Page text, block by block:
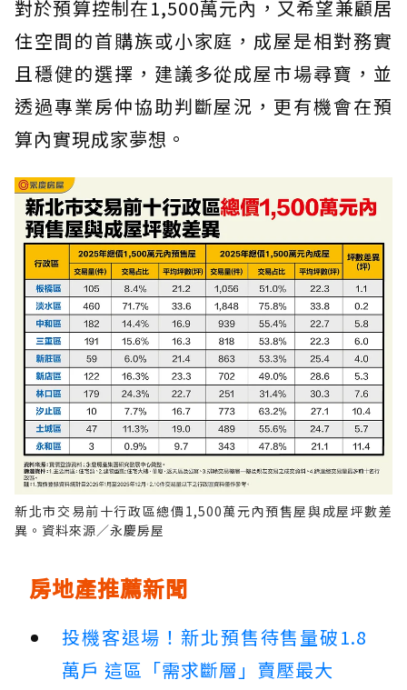
對於預算控制在1,500萬元內，又希望兼顧居
住空間的首購族或小家庭，成屋是相對務實
且穩健的選擇，建議多從成屋市場尋寶，並
透過專業房仲協助判斷屋況，更有機會在預
算內實現成家夢想。
新北市交易前十行政區總價1,500萬元內預售屋與成屋坪數差
異。資料來源／永慶房屋
房地產推薦新聞
投機客退場！新北預售待售量破1.8
萬戶 這區「需求斷層」賣壓最大